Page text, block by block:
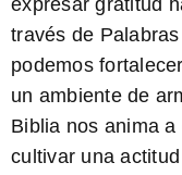
expresar gratitud
través de
podemos
un ambiente de
Biblia nos anima
cultivar una